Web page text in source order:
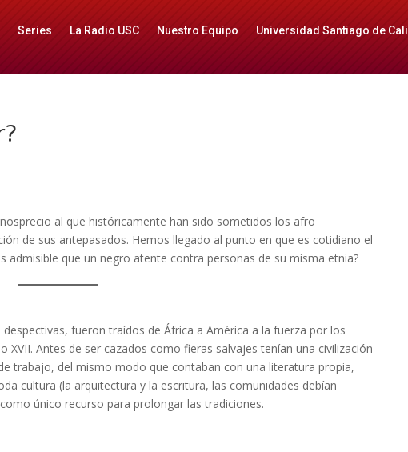
Series La Radio USC Nuestro Equipo Universidad Santiago de Cali
al que históricamente han sido sometidos los afro
de sus antepasados. Hemos llegado al punto en que es cotidiano el
admisible que un negro atente contra personas de su misma etnia?
fueron traídos de África a América a la fuerza por los
XVII. Antes de ser cazados como fieras salvajes tenían una civilización
trabajo, del mismo modo que contaban con una literatura propia,
cultura (la arquitectura y la escritura, las comunidades debían
único recurso para prolongar las tradiciones.